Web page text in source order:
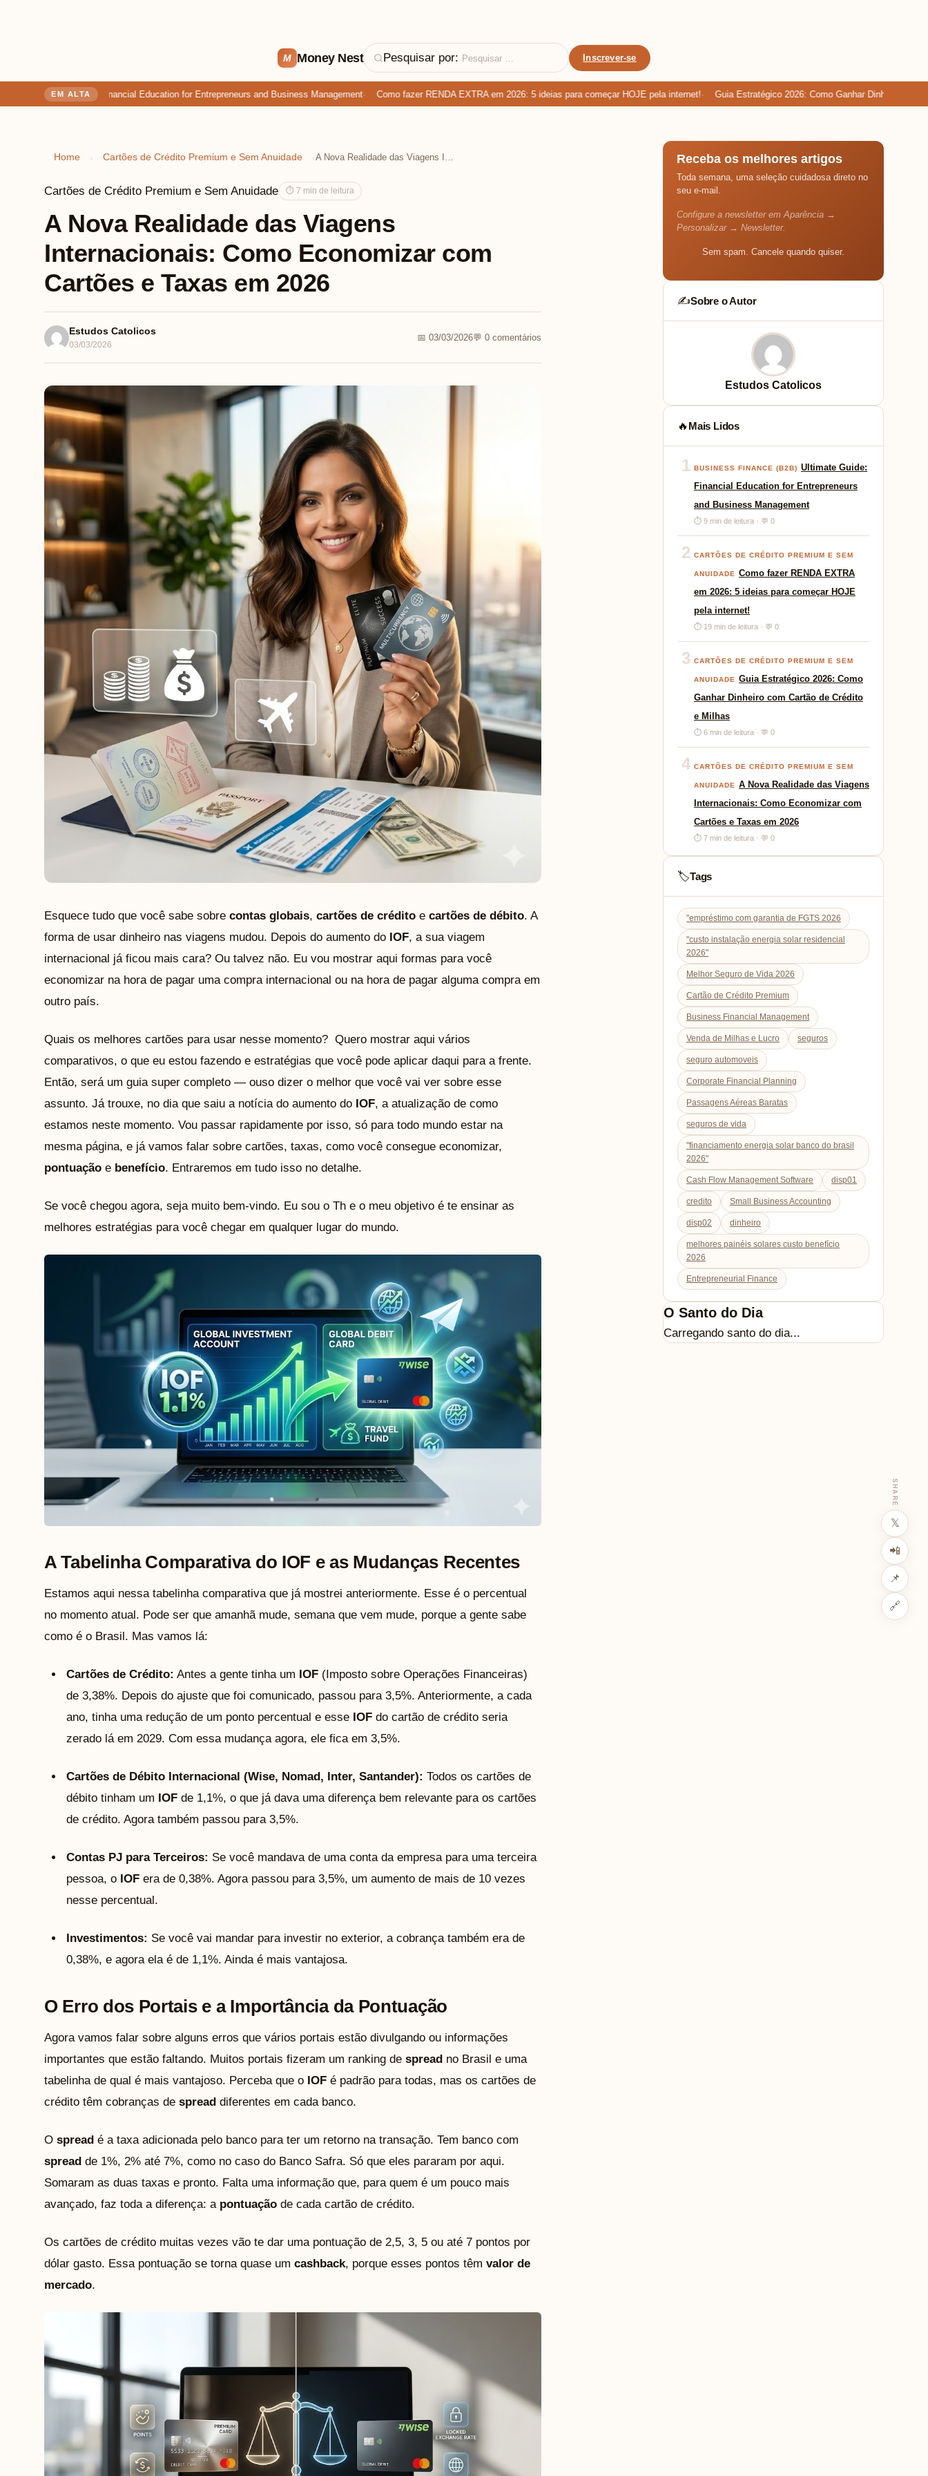
SHARE
𝕏
📲
📌
🔗
M Money Nest Pesquisar por: Inscrever-se
EM ALTA
Ultimate Guide: Financial Education for Entrepreneurs and Business Management Como fazer RENDA EXTRA em 2026: 5 ideias para começar HOJE pela internet! Guia Estratégico 2026: Como Ganhar Dinheiro com
Home › Cartões de Crédito Premium e Sem Anuidade ›
Cartões de Crédito Premium e Sem Anuidade ⏱ 7 min de leitura
A Nova Realidade das Viagens
Internacionais: Como Economizar com
Cartões e Taxas em 2026
Estudos Catolicos
03/03/2026
📅 03/03/2026💬 0 comentários
Esquece tudo que você sabe sobre contas globais, cartões de crédito e cartões de débito. A
forma de usar dinheiro nas viagens mudou. Depois do aumento do IOF, a sua viagem
internacional já ficou mais cara? Ou talvez não. Eu vou mostrar aqui formas para você
economizar na hora de pagar uma compra internacional ou na hora de pagar alguma compra em
outro país.
Quais os melhores cartões para usar nesse momento? Quero mostrar aqui vários
comparativos, o que eu estou fazendo e estratégias que você pode aplicar daqui para a frente.
Então, será um guia super completo — ouso dizer o melhor que você vai ver sobre esse
assunto. Já trouxe, no dia que saiu a notícia do aumento do IOF, a atualização de como
estamos neste momento. Vou passar rapidamente por isso, só para todo mundo estar na
mesma página, e já vamos falar sobre cartões, taxas, como você consegue economizar,
pontuação e benefício. Entraremos em tudo isso no detalhe.
Se você chegou agora, seja muito bem-vindo. Eu sou o Th e o meu objetivo é te ensinar as
melhores estratégias para você chegar em qualquer lugar do mundo.
A Tabelinha Comparativa do IOF e as Mudanças Recentes
Estamos aqui nessa tabelinha comparativa que já mostrei anteriormente. Esse é o percentual
no momento atual. Pode ser que amanhã mude, semana que vem mude, porque a gente sabe
como é o Brasil. Mas vamos lá:
Cartões de Crédito: Antes a gente tinha um IOF (Imposto sobre Operações Financeiras)
de 3,38%. Depois do ajuste que foi comunicado, passou para 3,5%. Anteriormente, a cada
ano, tinha uma redução de um ponto percentual e esse IOF do cartão de crédito seria
zerado lá em 2029. Com essa mudança agora, ele fica em 3,5%.
Cartões de Débito Internacional (Wise, Nomad, Inter, Santander): Todos os cartões de
débito tinham um IOF de 1,1%, o que já dava uma diferença bem relevante para os cartões
de crédito. Agora também passou para 3,5%.
Contas PJ para Terceiros: Se você mandava de uma conta da empresa para uma terceira
pessoa, o IOF era de 0,38%. Agora passou para 3,5%, um aumento de mais de 10 vezes
nesse percentual.
Investimentos: Se você vai mandar para investir no exterior, a cobrança também era de
0,38%, e agora ela é de 1,1%. Ainda é mais vantajosa.
O Erro dos Portais e a Importância da Pontuação
Agora vamos falar sobre alguns erros que vários portais estão divulgando ou informações
importantes que estão faltando. Muitos portais fizeram um ranking de spread no Brasil e uma
tabelinha de qual é mais vantajoso. Perceba que o IOF é padrão para todas, mas os cartões de
crédito têm cobranças de spread diferentes em cada banco.
O spread é a taxa adicionada pelo banco para ter um retorno na transação. Tem banco com
spread de 1%, 2% até 7%, como no caso do Banco Safra. Só que eles pararam por aqui.
Somaram as duas taxas e pronto. Falta uma informação que, para quem é um pouco mais
avançado, faz toda a diferença: a pontuação de cada cartão de crédito.
Os cartões de crédito muitas vezes vão te dar uma pontuação de 2,5, 3, 5 ou até 7 pontos por
dólar gasto. Essa pontuação se torna quase um cashback, porque esses pontos têm valor de
mercado.
Receba os melhores artigos
Toda semana, uma seleção cuidadosa direto no
seu e-mail.
Configure a newsletter em Aparência →
Personalizar → Newsletter.
Sem spam. Cancele quando quiser.
✍️Sobre o Autor
Estudos Catolicos
🔥 Mais Lidos
1 BUSINESS FINANCE (B2B) Ultimate Guide:
Financial Education for Entrepreneurs
and Business Management
⏱ 9 min de leitura · 💬 0
2 CARTÕES DE CRÉDITO PREMIUM E SEM
ANUIDADE
Como fazer RENDA EXTRA
em 2026: 5 ideias para começar HOJE
pela internet!
⏱ 19 min de leitura · 💬 0
3 CARTÕES DE CRÉDITO PREMIUM E SEM
ANUIDADE
Guia Estratégico 2026: Como
Ganhar Dinheiro com Cartão de Crédito
e Milhas
⏱ 6 min de leitura · 💬 0
4 CARTÕES DE CRÉDITO PREMIUM E SEM
ANUIDADE
A Nova Realidade das Viagens
Internacionais: Como Economizar com
Cartões e Taxas em 2026
⏱ 7 min de leitura · 💬 0
🏷️Tags
"empréstimo com garantia de FGTS 2026
"custo instalação energia solar residencial
2026"
Melhor Seguro de Vida 2026
Cartão de Crédito Premium
Business Financial Management
Venda de Milhas e Lucro seguros
seguro automoveis
Corporate Financial Planning
Passagens Aéreas Baratas
seguros de vida
"financiamento energia solar banco do brasil
2026"
Cash Flow Management Software disp01
credito Small Business Accounting
disp02 dinheiro
melhores painéis solares custo benefício
2026
Entrepreneurial Finance
O Santo do Dia
Carregando santo do dia...